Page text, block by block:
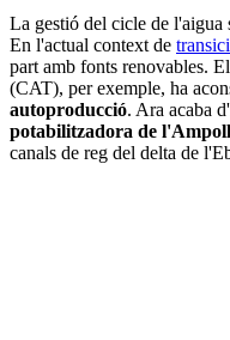
La gestió del cicle de l'aigua
En l'actual context de
part amb fonts renovables. El
(CAT), per exemple, ha
autoproducció. Ara acaba
potabilitzadora de
canals de reg del delta de